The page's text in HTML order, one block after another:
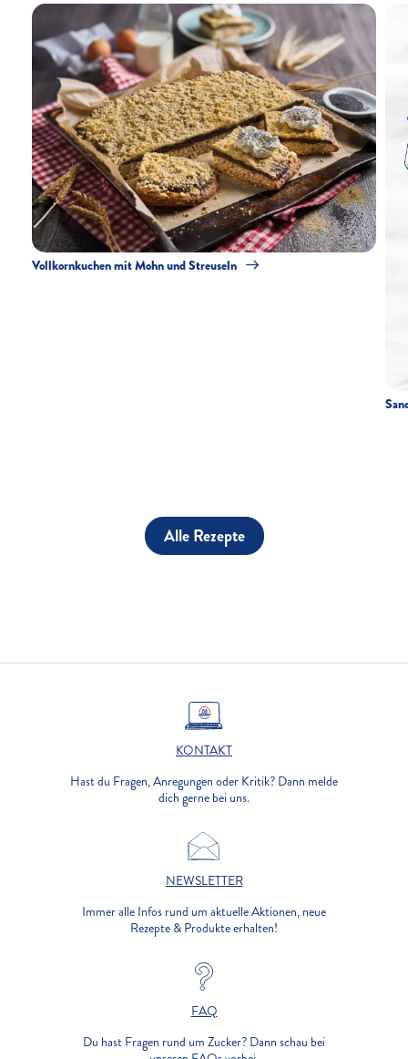
Vollkornkuchen mit Mohn und Streuseln
Alle Rezepte
KONTAKT
Hast du Fragen, Anregungen oder Kritik? Dann melde
dich gerne bei uns.
NEWSLETTER
Immer alle Infos rund um aktuelle Aktionen, neue
Rezepte & Produkte erhalten!
FAQ
Du hast Fragen rund um Zucker? Dann schau bei